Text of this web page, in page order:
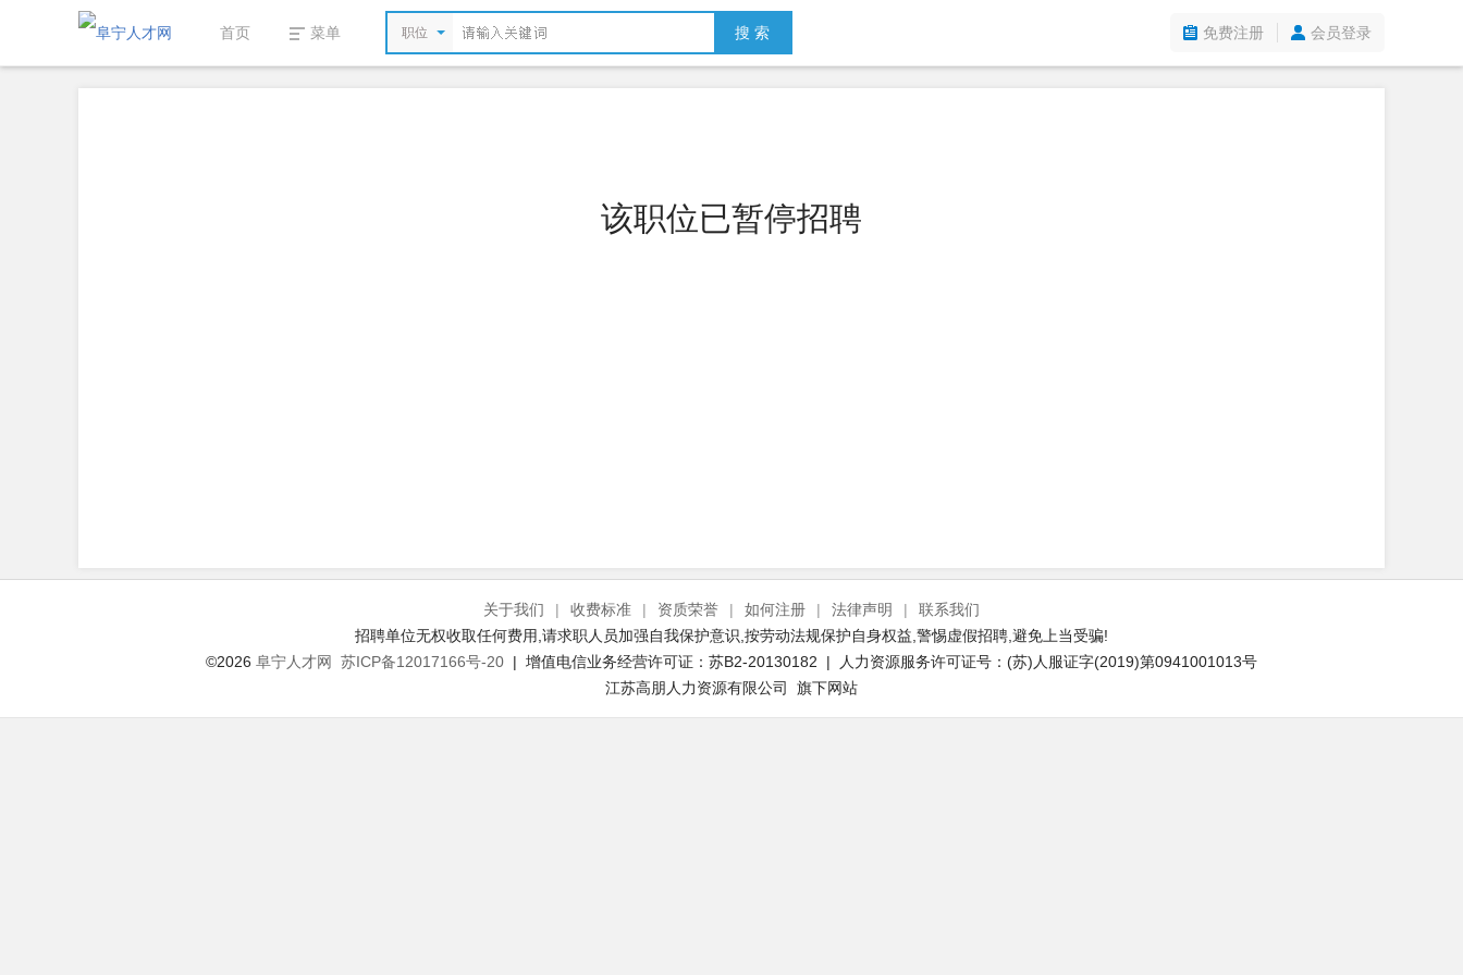
首页 菜单 职位 搜 索 免费注册 会员登录
该职位已暂停招聘
关于我们 | 收费标准 | 资质荣誉 | 如何注册 | 法律声明 |
联系我们
招聘单位无权收取任何费用,请求职人员加强自我保护意识,按劳动法规保护自身权益,警惕虚假招聘,避免上当受骗!
©2026 阜宁人才网 苏ICP备12017166号-20 | 增值电信业务经营许可证：苏B2-20130182 | 人力资源服务许可证号：(苏)人服证字(2019)第0941001013号
江苏高朋人力资源有限公司 旗下网站